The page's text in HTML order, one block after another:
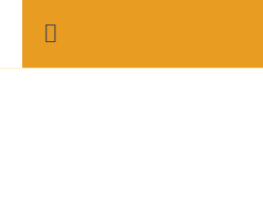
M
e
n